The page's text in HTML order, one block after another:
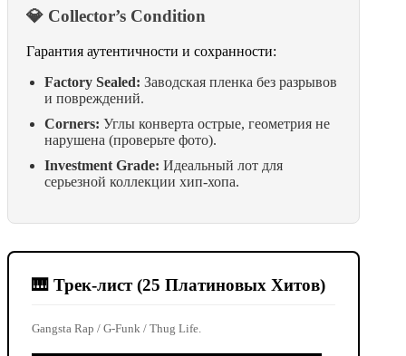
💎 Collector’s Condition
Гарантия аутентичности и сохранности:
Factory Sealed: Заводская пленка без разрывов
и повреждений.
Corners: Углы конверта острые, геометрия не
нарушена (проверьте фото).
Investment Grade: Идеальный лот для
серьезной коллекции хип-хопа.
🎹 Трек-лист (25 Платиновых Хитов)
Gangsta Rap / G-Funk / Thug Life.